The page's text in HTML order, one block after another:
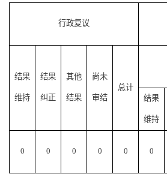
行政复议
结果
维持
结果
纠正
其他
结果
尚未
审结
总计
结果
维持
0 0 0 0 0 0